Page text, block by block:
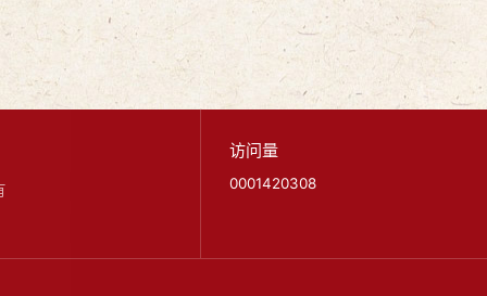
访问量
0001420308